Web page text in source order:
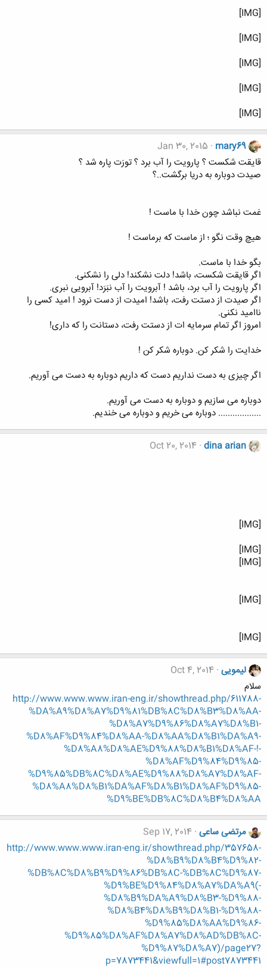
[IMG]
[IMG]
[IMG]
[IMG]
[IMG]
mary69
Jan 30, 2015
قایقت شکست ؟ پارویت را آب برد ؟ تورَت پاره شد ؟
صیدت دوباره به دریا برگشت..؟
غمت نباشد چون خدا با ماست !
هیچ وقت نگو ؛ از ماست که برماست !
بگو خدا با ماست.
اگر قایقت شکست، باشد! دلت نشکند! دلی را نشکنی.
اگر پارویت را آب برد، باشد ! آبرویت را آب نبَرَد! آبرویی نبری.
اگر صیدت از دستت رفت، باشد! امیدت از دست نرود ! امید کسی را
ناامید نکنی.
امروز اگر تمام سرمایه ات از دستت رفت، دستانت را که داری!
خدایت را شکر کن. دوباره شکر کن !
اگر چیزی به دست نداریم دست که داریم دوباره به دست می آوریم.
دوباره می سازیم و دوباره به دست می آوریم.
.................. دوباره می خریم و دوباره می خندیم.
dina arian
Oct 20, 2014
[IMG]
[IMG]
[IMG]
[IMG]
[IMG]
لیمویی Oct 4, 2014
سلام
http://www.www.www.iran-eng.ir/showthread.php/611788-
%DA%A9%D8%A7%D9%81%DB%8C%D8%B3%D8%AA-
%D8%A7%D9%86%D8%A7%D8%B1-
%D8%AF%D9%84%D8%AA-%D8%AA%D8%B1%DA%A9-
%D8%A8%D8%AE%D9%88%D8%B1%D8%AF-!-
%D8%AF%D9%84%D9%85-
%D9%85%DB%8C%D8%AE%D9%88%D8%A7%D8%AF-
%D8%A8%D8%B1%DA%AF%D8%B1%D8%AF%D9%85-
%D9%BE%DB%8C%D8%B4%D8%AA
مرتضی ساعی Sep 17, 2014
http://www.www.www.iran-eng.ir/showthread.php/357658-
%D8%B9%D8%B4%D9%82-
%DB%8C%D8%B9%D9%86%DB%8C-%DB%8C%D9%87-
%D9%BE%D9%84%D8%A7%DA%A9(-
%D8%B9%DA%A9%D8%B3-%D9%88-
%D8%B4%D8%B9%D8%B1-%D9%88-
%D9%85%D8%AA%D9%86-
%D9%85%D8%AF%D8%A7%D8%AD%DB%8C-
%D9%87%D8%A7)/page27?
p=7873441&viewfull=1#post7873441